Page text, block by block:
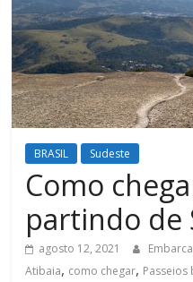
BRASIL Sudeste
Como
partindo de
agosto 12, 2021
Atibaia, como chegar, Passeios